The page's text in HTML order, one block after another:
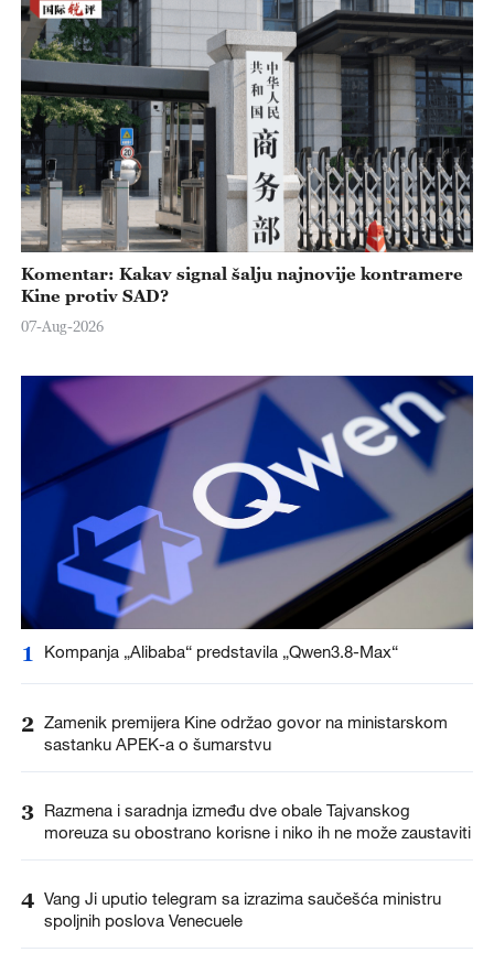
Komentar: Kakav signal šalju najnovije kontramere
Kine protiv SAD?
07-Aug-2026
1 Kompanja „Alibaba“ predstavila „Qwen3.8-Max“
2 Zamenik premijera Kine održao govor na ministarskom
sastanku APEK-a o šumarstvu
3 Razmena i saradnja između dve obale Tajvanskog
moreuza su obostrano korisne i niko ih ne može zaustaviti
4 Vang Ji uputio telegram sa izrazima saučešća ministru
spoljnih poslova Venecuele